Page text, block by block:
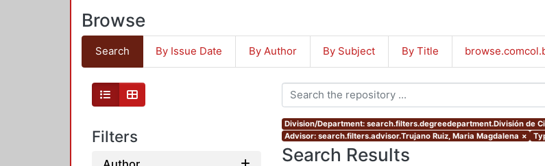
Browse
Search By Issue Date By Author By Subject By Title
Filters
Division/Department: search.filters.degreedepartment.División de
Advisor: search.filters.advisor.Trujano Ruiz, Maria Magdalena ×
Search Results